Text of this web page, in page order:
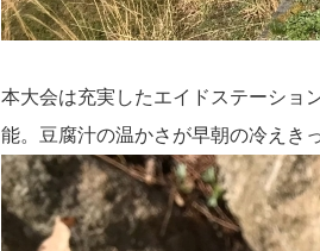
本大会は充実したエイドステーショ
能。豆腐汁の温かさが早朝の冷えき